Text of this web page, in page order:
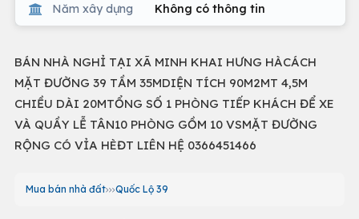
Năm xây dựng Không có thông tin
BÁN NHÀ NGHỈ TẠI XÃ MINH KHAI HƯNG HÀCÁCH
MẶT ĐƯỜNG 39 TẦM 35MDIỆN TÍCH 90M2MT 4,5M
CHIỀU DÀI 20MTỔNG SỐ 1 PHÒNG TIẾP KHÁCH ĐỂ XE
VÀ QUẦY LỄ TÂN10 PHÒNG GỒM 10 VSMẶT ĐƯỜNG
RỘNG CÓ VỈA HÈĐT LIÊN HỆ 0366451466
Mua bán nhà đất Quốc Lộ 39